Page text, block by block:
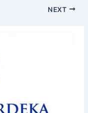
NEXT